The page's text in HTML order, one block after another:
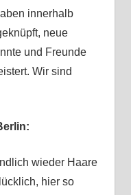
innerhalb
neue
und Freunde
Wir sind
wieder Haare
hier so